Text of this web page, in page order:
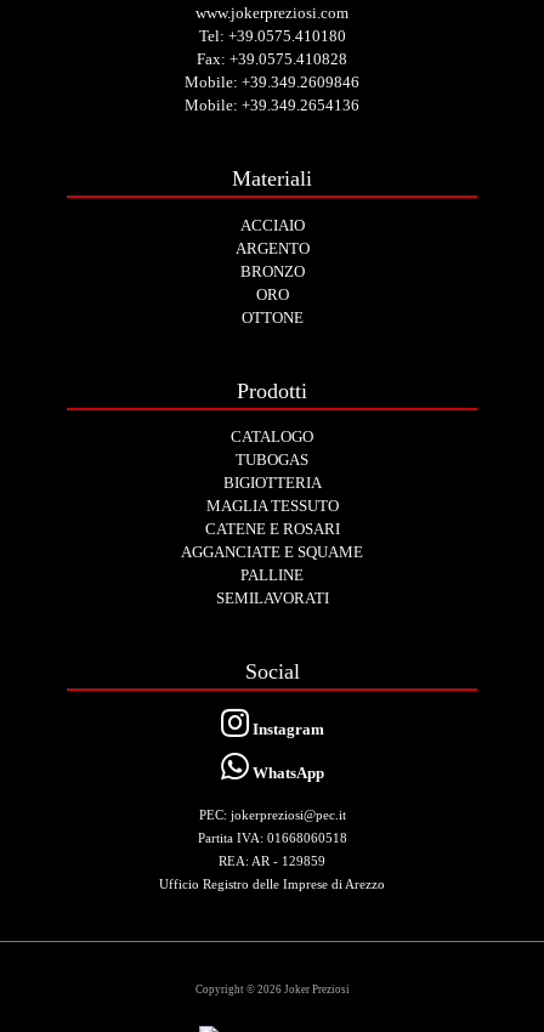
www.jokerpreziosi.com
Tel: +39.0575.410180
Fax: +39.0575.410828
Mobile: +39.349.2609846
Mobile: +39.349.2654136
Materiali
ACCIAIO
ARGENTO
BRONZO
ORO
OTTONE
Prodotti
CATALOGO
TUBOGAS
BIGIOTTERIA
MAGLIA TESSUTO
CATENE E ROSARI
AGGANCIATE E SQUAME
PALLINE
SEMILAVORATI
Social
Instagram
WhatsApp
PEC: jokerpreziosi@pec.it
Partita IVA: 01668060518
REA: AR - 129859
Ufficio Registro delle Imprese di Arezzo
Copyright © 2026 Joker Preziosi